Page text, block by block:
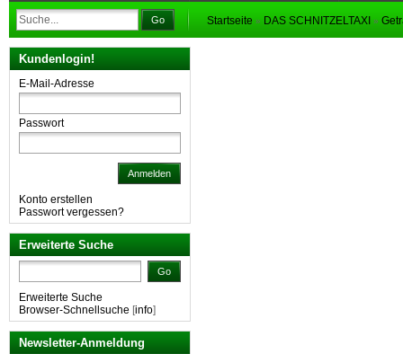
Go Startseite » DAS SCHNITZELTAXI »
Kundenlogin!
E-Mail-Adresse
Passwort
Anmelden
Konto erstellen
Passwort vergessen?
Erweiterte Suche
Go
Erweiterte Suche
Browser-Schnellsuche [info]
Newsletter-Anmeldung